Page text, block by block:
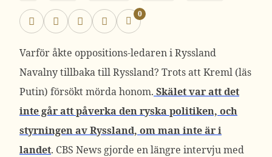
0
Varför åkte oppositions-ledaren i Ryssland
Navalny tillbaka till Ryssland? Trots att Kreml (läs
Putin) försökt mörda honom. Skälet var att det
inte går att påverka den ryska politiken, och
styrningen av Ryssland, om man inte är i
landet. CBS News gjorde en längre intervju med